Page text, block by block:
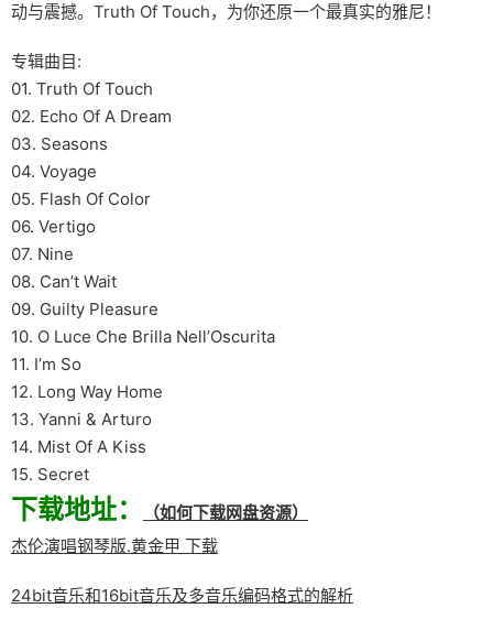
动与震撼。Truth Of Touch，为你还原一个最真实的雅尼！
专辑曲目:
01. Truth Of Touch
02. Echo Of A Dream
03. Seasons
04. Voyage
05. Flash Of Color
06. Vertigo
07. Nine
08. Can’t Wait
09. Guilty Pleasure
10. O Luce Che Brilla Nell’Oscurita
11. I’m So
12. Long Way Home
13. Yanni & Arturo
14. Mist Of A Kiss
15. Secret
下载地址：
（如何下载网盘资源）
杰伦演唱钢琴版.黄金甲 下载
24bit音乐和16bit音乐及多音乐编码格式的解析